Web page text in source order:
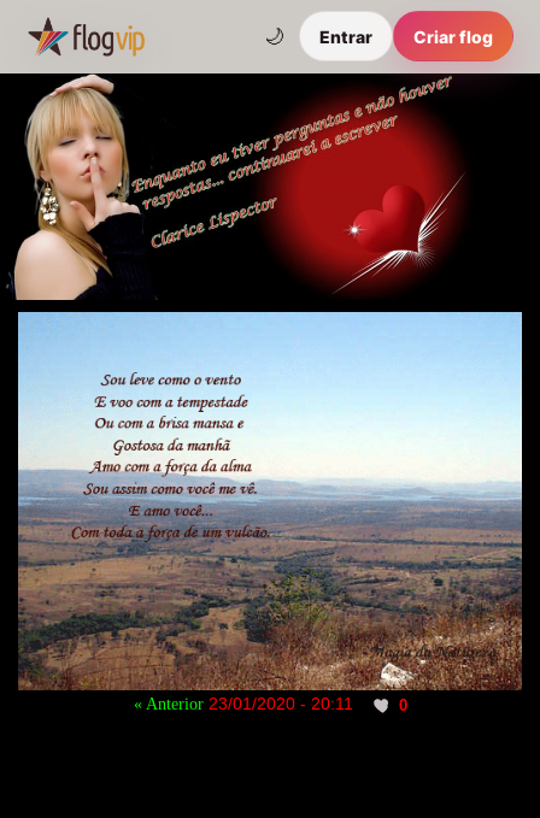
🌙 Entrar Criar flog
« Anterior23/01/2020 - 20:11 0